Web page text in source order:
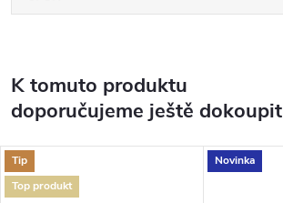
K tomuto produktu
doporučujeme ještě dokoupit
Tip
Top produkt
Novinka